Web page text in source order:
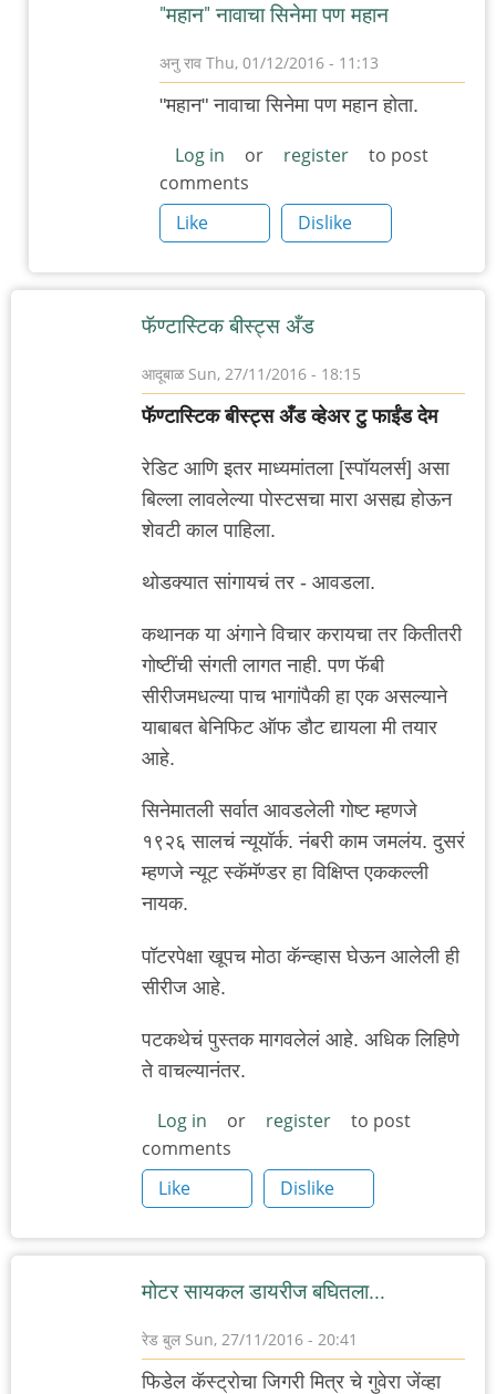
by
गब्बर
सिंग
"महान" नावाचा सिनेमा पण महान
अनु राव Thu, 01/12/2016 - 11:13
In
reply
Force
2
नावाचा
एक
by
गब्बर
सिंग
"महान" नावाचा सिनेमा पण महान होता.
Log in or register
to post
comments
Like
Dislike
फॅण्टास्टिक बीस्ट्स अँड
आदूबाळSun, 27/11/2016 - 18:15
फॅण्टास्टिक बीस्ट्स अँड व्हेअर टु फाईंड देम
रेडिट आणि इतर माध्यमांतला [स्पॉयलर्स] असा
बिल्ला लावलेल्या पोस्टसचा मारा असह्य होऊन
शेवटी काल पाहिला.
थोडक्यात सांगायचं तर - आवडला.
कथानक या अंगाने विचार करायचा तर कितीतरी
गोष्टींची संगती लागत नाही. पण फॅबी
सीरीजमधल्या पाच भागांपैकी हा एक असल्याने
याबाबत बेनिफिट ऑफ डौट द्यायला मी तयार
आहे.
सिनेमातली सर्वात आवडलेली गोष्ट म्हणजे
१९२६ सालचं न्यूयॉर्क. नंबरी काम जमलंय. दुसरं
म्हणजे न्यूट स्कॅमॅण्डर हा विक्षिप्त एककल्ली
नायक.
पॉटरपेक्षा खूपच मोठा कॅन्व्हास घेऊन आलेली ही
सीरीज आहे.
पटकथेचं पुस्तक मागवलेलं आहे. अधिक लिहिणे
ते वाचल्यानंतर.
Log in or register
to post
comments
Like
Dislike
मोटर सायकल डायरीज बघितला...
रेड बुल Sun, 27/11/2016 - 20:41
फिडेल कॅस्ट्रोचा जिगरी मित्र चे गुवेरा जेंव्हा